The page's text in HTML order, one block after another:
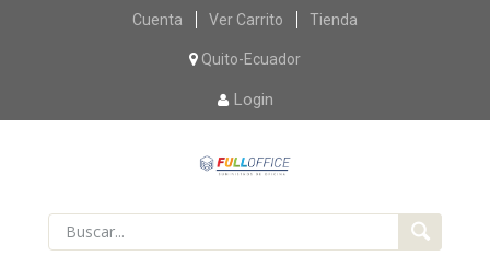
Skip
content
Cuenta Ver Carrito Tienda
Quito-Ecuador
Login